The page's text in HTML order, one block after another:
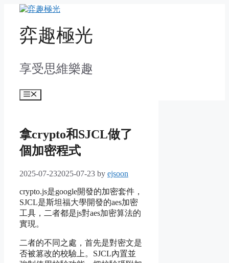
content弈趣極光
享受思維樂趣
Menu
拿crypto和SJCL做了
個加密程式
2025-07-232025-07-23 by ejsoon
crypto.js是google開發的加密套件，
SJCL是斯坦福大學開發的aes加密
工具，二者都是js對aes加密算法的
實現。
二者的不同之處，首先是對密文是
否被篡改的校驗上。SJCL內置並